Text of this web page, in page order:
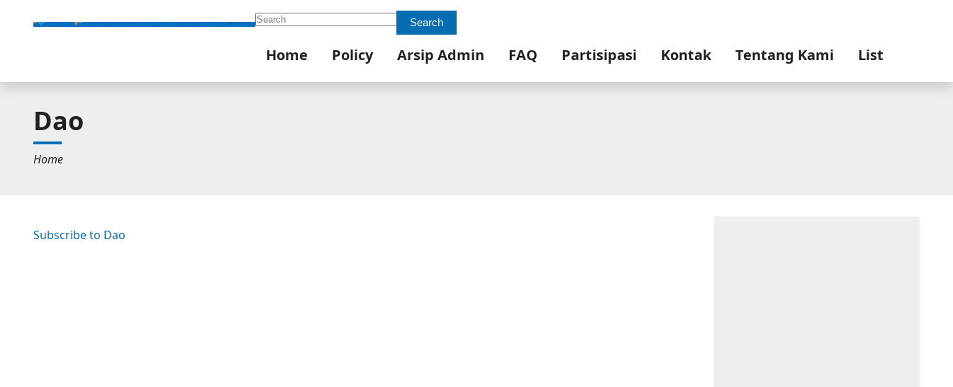
Search Search
Home Policy Arsip Admin FAQ Partisipasi Kontak Tentang Kami List
Dao
Home
Subscribe to Dao